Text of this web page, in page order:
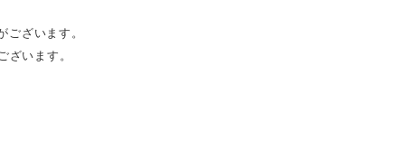
ざいます。
います。